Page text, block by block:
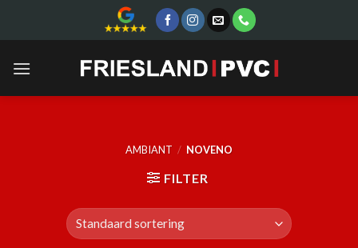
AMBIANT / NOVENO
FILTER